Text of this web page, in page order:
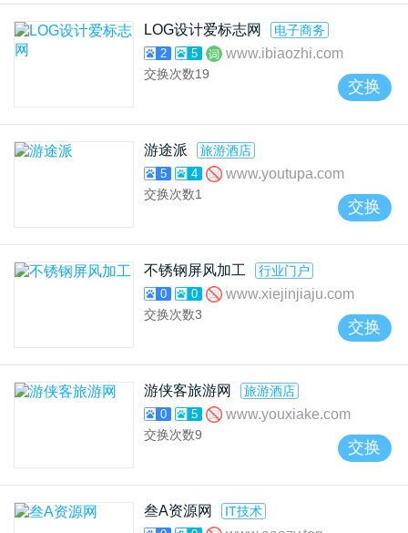
LOG设计爱标志网 电子商务
2 5 www.ibiaozhi.com
交换次数19
交换
游途派 旅游酒店
5 4 www.youtupa.com
交换次数1
交换
不锈钢屏风加工 行业门户
0 0 www.xiejinjiaju.com
交换次数3
交换
游侠客旅游网 旅游酒店
0 5 www.youxiake.com
交换次数9
交换
叁A资源网 IT技术